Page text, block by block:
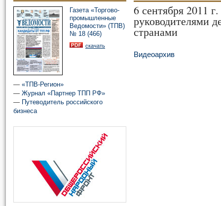
Газета «Торгово-
промышленные
Ведомости» (ТПВ)
№ 18 (466)
скачать
— «ТПВ-Регион»
— Журнал «Партнер ТПП РФ»
— Путеводитель российского
бизнеса
6 сентября 2011
руководителями
странами
Видеоархив